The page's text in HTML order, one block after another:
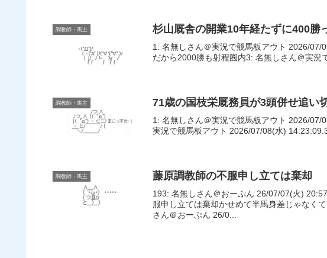
調教師・馬主 杉山厩舎の開業10年経たずに400勝
1: 名無しさん＠実況で競馬板アウト 2026/
だから2000勝も射程圏内3: 名無しさん＠実況
調教師・馬主 71歳の国枝栄厩務員が3頭併せ追い
1: 名無しさん＠実況で競馬板アウト 2026/
実況で競馬板アウト 2026/07/08(水)
調教師・馬主 藤原調教師の不服申し立ては棄却
193: 名無しさん＠おーぷん 26/07/07(火)
服申し立ては棄却かせめて半馬身差じゃなく
さん＠おーぷん 26/0...